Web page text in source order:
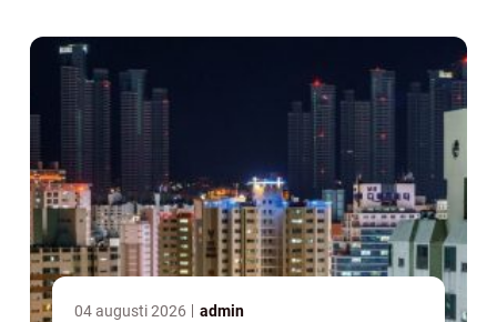
04 augusti 2026 admin